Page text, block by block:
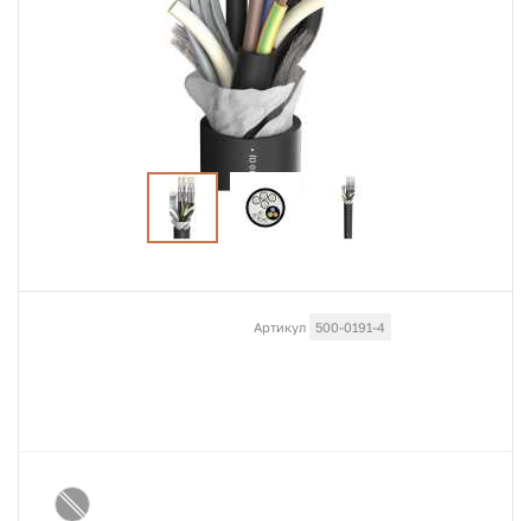
Артикул 500-0191-4